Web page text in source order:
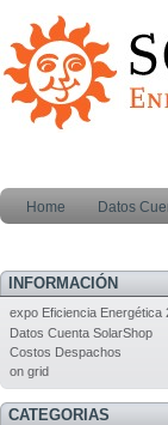
Home Datos
INFORMACIÓN
expo Eficiencia Energética
Datos Cuenta SolarShop
Costos Despachos
on grid
CATEGORIAS